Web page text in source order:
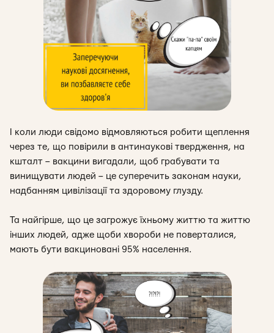
І коли люди свідомо відмовляються робити щеплення
через те, що повірили в антинаукові твердження, на
кшталт – вакцини вигадали, щоб грабувати та
винищувати людей – це суперечить законам науки,
надбанням цивілізації та здоровому глузду.
Та найгірше, що це загрожує їхньому життю та життю
інших людей, адже щоби хвороби не поверталися,
мають бути вакциновані 95% населення.